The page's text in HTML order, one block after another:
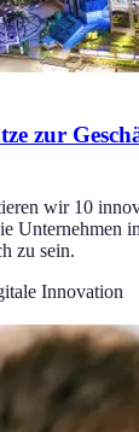
zur
wir 10
Unternehmen
zu sein.
Innovation